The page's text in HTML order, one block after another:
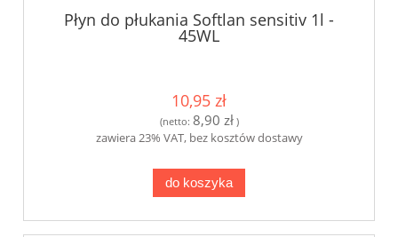
Płyn do płukania Softlan sensitiv 1l -
45WL
10,95 zł
(netto: 8,90 zł)
zawiera 23% VAT, bez kosztów dostawy
do koszyka